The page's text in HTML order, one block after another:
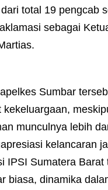
total 19 pengcab
sebagai
Sumbar
munculnya lebih
kelancaran
IPSI Sumatera Barat
biasa, dinamika